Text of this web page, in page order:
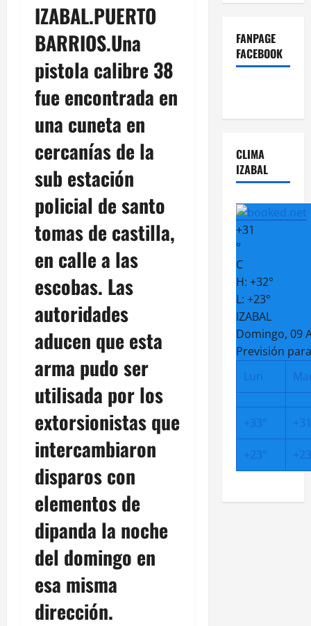
IZABAL.PUERTO
BARRIOS.Una
pistola calibre 38
fue encontrada en
una cuneta en
cercanías de la
sub estación
policial de santo
tomas de castilla,
en calle a las
escobas. Las
autoridades
aducen que esta
arma pudo ser
utilisada por los
extorsionistas que
intercambiaron
disparos con
elementos de
dipanda la noche
del domingo en
esa misma
dirección.
FANPAGE
FACEBOOK
CLIMA
IZABAL
+31
°
C
H: +32°
L: +23°
IZABAL
Domingo, 09
Previsión
Lun
+33° +
+23° +